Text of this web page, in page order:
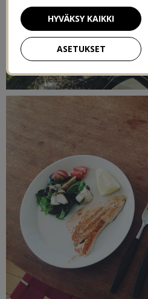
ASETUKSET
HYVÄKSY KAIKKI